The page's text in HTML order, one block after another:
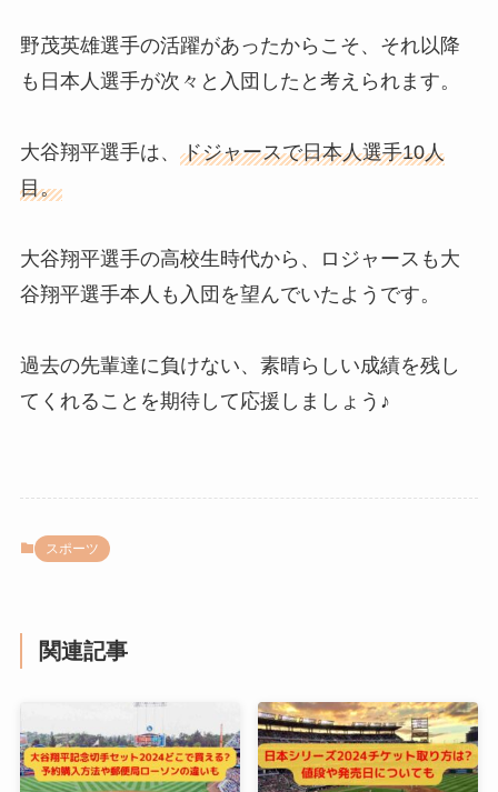
野茂英雄選手の活躍があったからこそ、それ以降
も日本人選手が次々と入団したと考えられます。
大谷翔平選手は、 ドジャースで日本人選手10人
目。
大谷翔平選手の高校生時代から、ロジャースも大
谷翔平選手本人も入団を望んでいたようです。
過去の先輩達に負けない、素晴らしい成績を残し
てくれることを期待して応援しましょう♪
スポーツ
関連記事